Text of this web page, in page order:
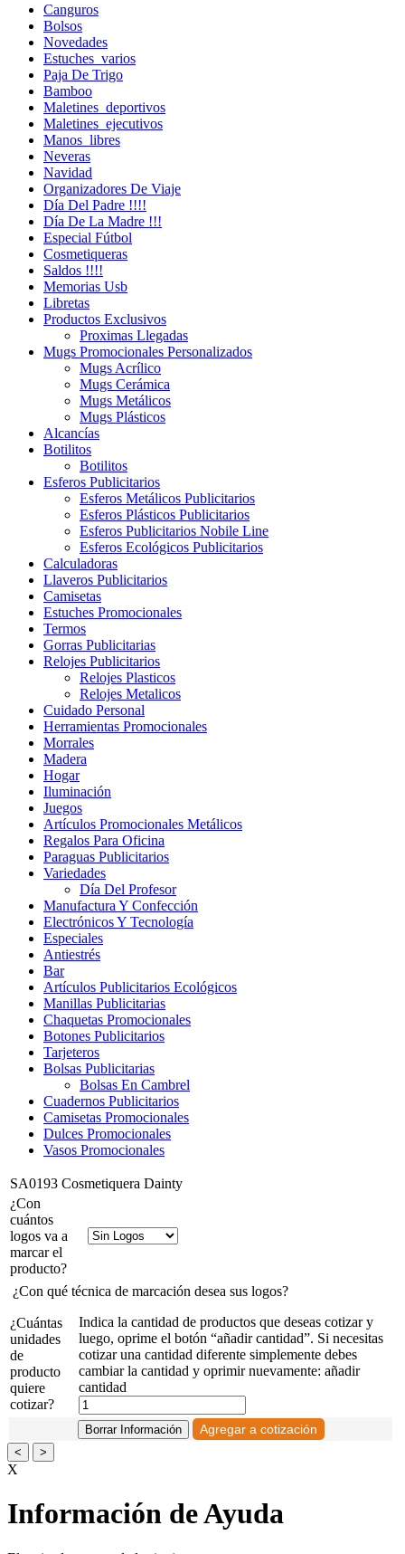
Canguros
Bolsos
Novedades
Estuches_varios
Paja De Trigo
Bamboo
Maletines_deportivos
Maletines_ejecutivos
Manos_libres
Neveras
Navidad
Organizadores De Viaje
Día Del Padre !!!!
Día De La Madre !!!
Especial Fútbol
Cosmetiqueras
Saldos !!!!
Memorias Usb
Libretas
Productos Exclusivos
Proximas Llegadas
Mugs Promocionales Personalizados
Mugs Acrílico
Mugs Cerámica
Mugs Metálicos
Mugs Plásticos
Alcancías
Botilitos
Botilitos
Esferos Publicitarios
Esferos Metálicos Publicitarios
Esferos Plásticos Publicitarios
Esferos Publicitarios Nobile Line
Esferos Ecológicos Publicitarios
Calculadoras
Llaveros Publicitarios
Camisetas
Estuches Promocionales
Termos
Gorras Publicitarias
Relojes Publicitarios
Relojes Plasticos
Relojes Metalicos
Cuidado Personal
Herramientas Promocionales
Morrales
Madera
Hogar
Iluminación
Juegos
Artículos Promocionales Metálicos
Regalos Para Oficina
Paraguas Publicitarios
Variedades
Día Del Profesor
Manufactura Y Confección
Electrónicos Y Tecnología
Especiales
Antiestrés
Bar
Artículos Publicitarios Ecológicos
Manillas Publicitarias
Chaquetas Promocionales
Botones Publicitarios
Tarjeteros
Bolsas Publicitarias
Bolsas En Cambrel
Cuadernos Publicitarios
Camisetas Promocionales
Dulces Promocionales
Vasos Promocionales
SA0193 Cosmetiquera Dainty
¿Con
cuántos
logos va a
marcar el
producto?
¿Con qué técnica de marcación desea sus logos?
¿Cuántas
unidades
de
producto
quiere
cotizar?
Indica la cantidad de productos que deseas cotizar y
luego, oprime el botón “añadir cantidad”. Si necesitas
cotizar una cantidad diferente simplemente debes
cambiar la cantidad y oprimir nuevamente: añadir
cantidad
< >
X
Información de Ayuda